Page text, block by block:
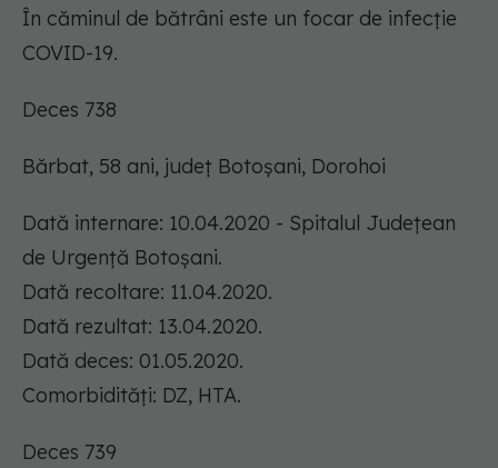
În căminul de bătrâni este un focar de infecție
COVID-19.
Deces 738
Bărbat, 58 ani, județ Botoșani, Dorohoi
Dată internare: 10.04.2020 - Spitalul Județean
de Urgență Botoșani.
Dată recoltare: 11.04.2020.
Dată rezultat: 13.04.2020.
Dată deces: 01.05.2020.
Comorbidități: DZ, HTA.
Deces 739